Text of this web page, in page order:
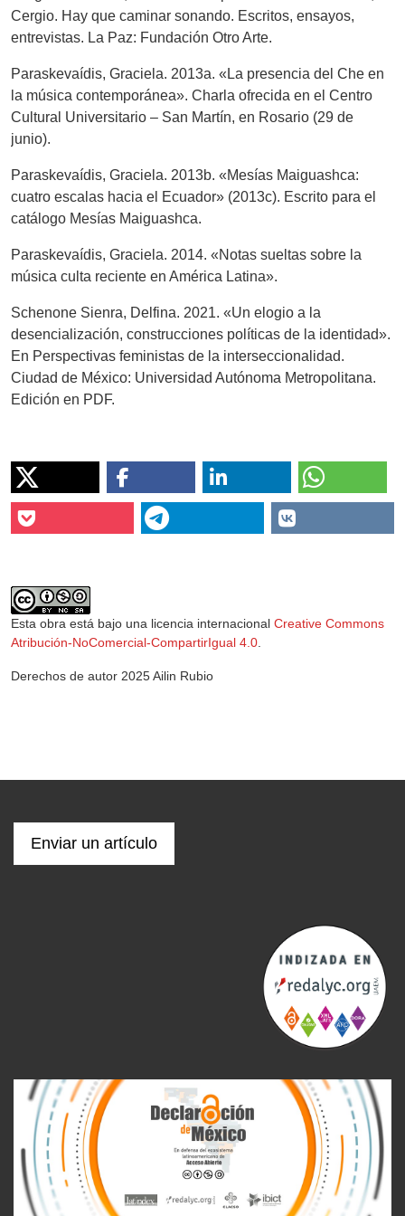
Cergio. Hay que caminar sonando. Escritos, ensayos,
entrevistas. La Paz: Fundación Otro Arte.
Paraskevaídis, Graciela. 2013a. «La presencia del Che en
la música contemporánea». Charla ofrecida en el Centro
Cultural Universitario – San Martín, en Rosario (29 de
junio).
Paraskevaídis, Graciela. 2013b. «Mesías Maiguashca:
cuatro escalas hacia el Ecuador» (2013c). Escrito para el
catálogo Mesías Maiguashca.
Paraskevaídis, Graciela. 2014. «Notas sueltas sobre la
música culta reciente en América Latina».
Schenone Sienra, Delfina. 2021. «Un elogio a la
desencialización, construcciones políticas de la identidad».
En Perspectivas feministas de la interseccionalidad.
Ciudad de México: Universidad Autónoma Metropolitana.
Edición en PDF.
Esta obra está bajo una licencia internacional Creative Commons
Atribución-NoComercial-CompartirIgual 4.0
Derechos de autor 2025 Ailin Rubio
Enviar un artículo